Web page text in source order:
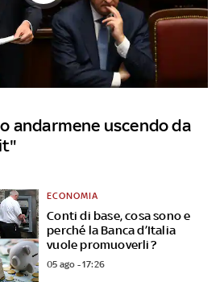
andarmene uscendo da
Conti di base, cosa sono e
perché la Banca d’Italia
vuole promuoverli?
ECONOMIA
05 ago - 17:26